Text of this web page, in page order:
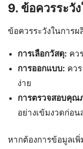
9. ข้อควรระวั
ข้อควรระวังในการ
การเลือกวัสดุ: คว
การออกแบบ: คว
ง่าย
การตรวจสอบคุณ
อย่างเข้มงวดก่อน
หากต้องการข้อมูลเ